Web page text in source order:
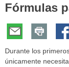
aquí:
Fórmulas
Durante los
únicamente